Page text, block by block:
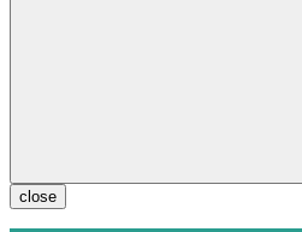
close